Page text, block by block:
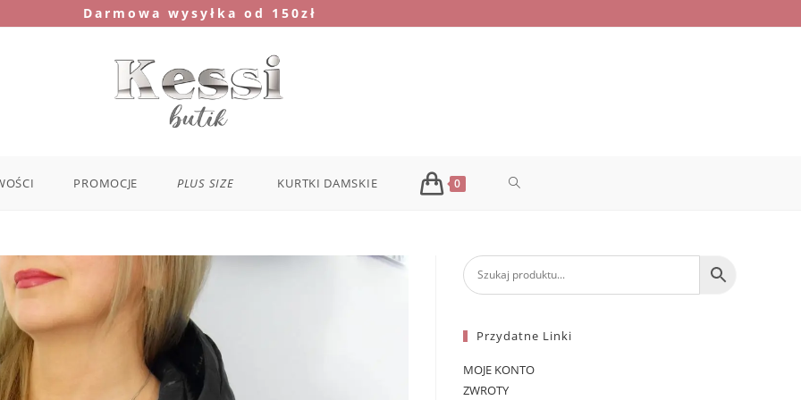
Darmowa wysyłka od 150zł
PROMOCJE PLUS SIZE KURTKI DAMSKIE 0 TOGGLE
Przydatne Linki
MOJE KONTO
ZWROTY